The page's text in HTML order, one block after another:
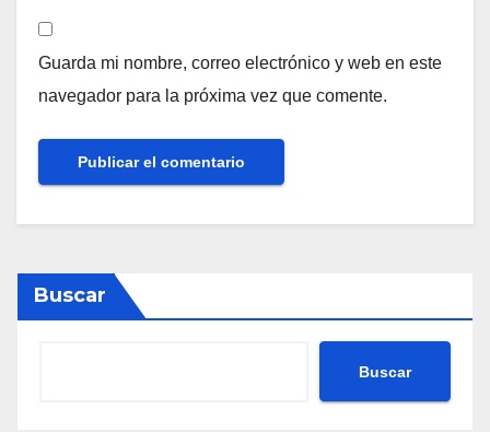
Guarda mi nombre, correo electrónico y web en este
navegador para la próxima vez que comente.
Buscar
Buscar